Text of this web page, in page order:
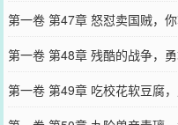
第一卷 第47章 怒怼卖国贼，
第一卷 第48章 残酷的战争，
第一卷 第49章 吃校花软豆腐